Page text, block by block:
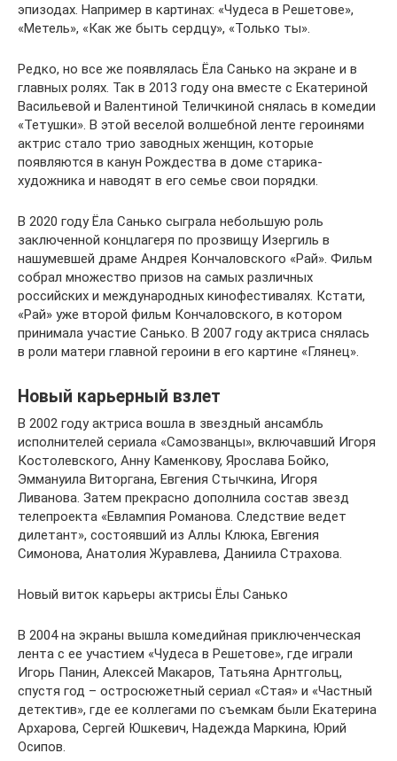
эпизодах. Например в картинах: «Чудеса в Решетове»,
«Метель», «Как же быть сердцу», «Только ты».
Редко, но все же появлялась Ёла Санько на экране и в
главных ролях. Так в 2013 году она вместе с Екатериной
Васильевой и Валентиной Теличкиной снялась в комедии
«Тетушки». В этой веселой волшебной ленте героинями
актрис стало трио заводных женщин, которые
появляются в канун Рождества в доме старика-
художника и наводят в его семье свои порядки.
В 2020 году Ёла Санько сыграла небольшую роль
заключенной концлагеря по прозвищу Изергиль в
нашумевшей драме Андрея Кончаловского «Рай». Фильм
собрал множество призов на самых различных
российских и международных кинофестивалях. Кстати,
«Рай» уже второй фильм Кончаловского, в котором
принимала участие Санько. В 2007 году актриса снялась
в роли матери главной героини в его картине «Глянец».
Новый карьерный взлет
В 2002 году актриса вошла в звездный ансамбль
исполнителей сериала «Самозванцы», включавший Игоря
Костолевского, Анну Каменкову, Ярослава Бойко,
Эммануила Виторгана, Евгения Стычкина, Игоря
Ливанова. Затем прекрасно дополнила состав звезд
телепроекта «Евлампия Романова. Следствие ведет
дилетант», состоявший из Аллы Клюка, Евгения
Симонова, Анатолия Журавлева, Даниила Страхова.
Новый виток карьеры актрисы Ёлы Санько
В 2004 на экраны вышла комедийная приключенческая
лента с ее участием «Чудеса в Решетове», где играли
Игорь Панин, Алексей Макаров, Татьяна Арнтгольц,
спустя год – остросюжетный сериал «Стая» и «Частный
детектив», где ее коллегами по съемкам были Екатерина
Архарова, Сергей Юшкевич, Надежда Маркина, Юрий
Осипов.